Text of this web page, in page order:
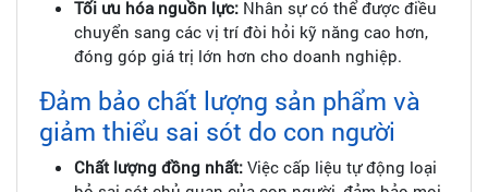
Tối ưu hóa nguồn lực: Nhân sự có thể được điều
chuyển sang các vị trí đòi hỏi kỹ năng cao hơn,
đóng góp giá trị lớn hơn cho doanh nghiệp.
Đảm bảo chất lượng sản phẩm và
giảm thiểu sai sót do con người
Chất lượng đồng nhất: Việc cấp liệu tự động loại